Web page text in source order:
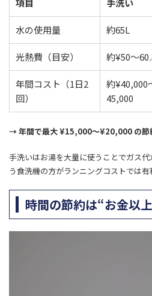
項目 手洗い
水の使用量 約65L
光熱費（目安） 約¥50～60
年間コスト（1日2
回）
約¥40,000
45,000
→ 年間で最大 ¥15,000～¥20,000 の節
手洗いはお湯を大量に使うことでガス
う食洗機の方がランニングコストでは有
時間の節約は“お金以